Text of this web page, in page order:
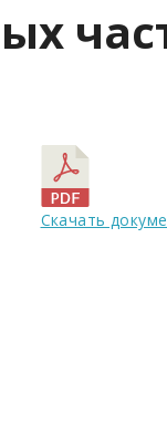
Скачать